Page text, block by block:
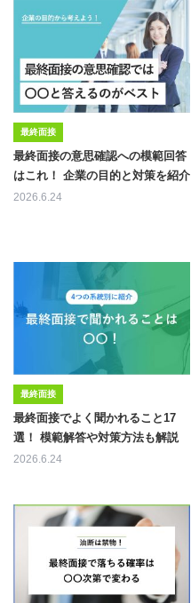
最終面接
最終面接の意思確認への模範回答
はこれ！ 企業の目的と対策を紹介
2026.6.24
最終面接
最終面接でよく聞かれること17
選！ 模範解答や対策方法も解説
2026.6.24